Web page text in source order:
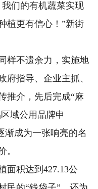
们的有机蔬菜实现
植更有信心！”新街
不遗余力，实施地
府指导、企业主抓、
推介，先后完成“麻
域公用品牌申
渐成为一张响亮的名
。
积达到427.13公